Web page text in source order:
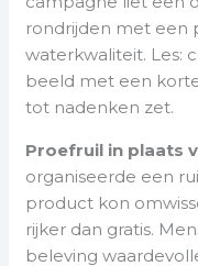
rondrijden met een
waterkwaliteit. Les:
beeld met een
tot nadenken zet.
Proefruil in plaats
organiseerde een
product kon
rijker dan gratis.
beleving